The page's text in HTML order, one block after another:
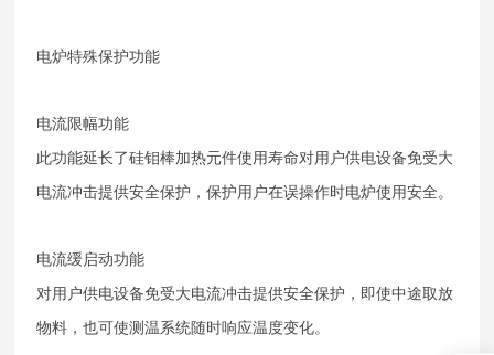
电炉特殊保护功能
电流限幅功能
此功能延长了硅钼棒加热元件使用寿命对用户供电设备免受大
电流冲击提供安全保护，保护用户在误操作时电炉使用安全。
电流缓启动功能
对用户供电设备免受大电流冲击提供安全保护，即使中途取放
物料，也可使测温系统随时响应温度变化。